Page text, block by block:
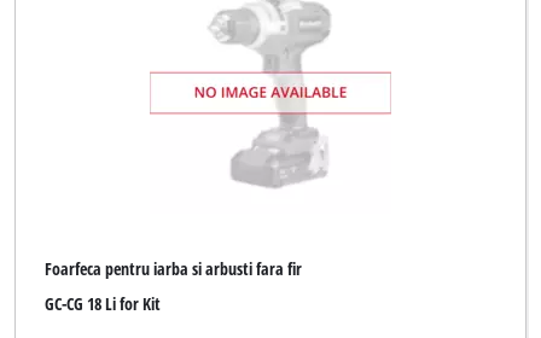
Foarfeca pentru iarba si arbusti fara fir
GC-CG 18 Li for Kit